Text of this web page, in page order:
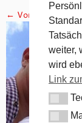
← Vorheriges
weiter,
wird
Link